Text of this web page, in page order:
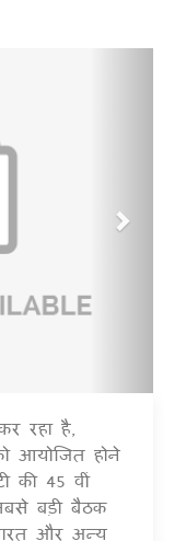
16 Jul 2020
रहा है,
आयोजित होने
की 45 वीं
बड़ी बैठक
और अन्य